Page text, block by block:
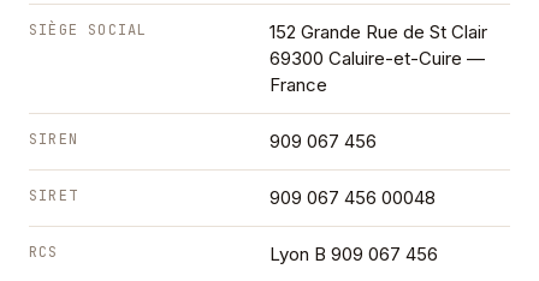
SIÈGE SOCIAL
152 Grande Rue de St Clair
69300 Caluire-et-Cuire —
France
SIREN 909 067 456
SIRET 909 067 456 00048
RCS Lyon B 909 067 456